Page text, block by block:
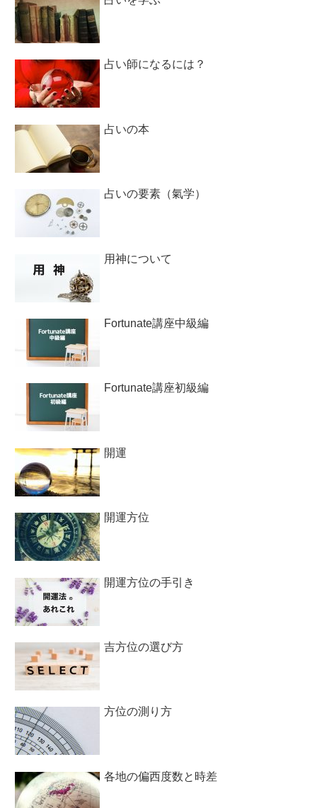
占い師になるには？
占いの本
占いの要素（氣学）
用神について
Fortunate講座中級編
Fortunate講座初級編
開運
開運方位
開運方位の手引き
吉方位の選び方
方位の測り方
各地の偏西度数と時差